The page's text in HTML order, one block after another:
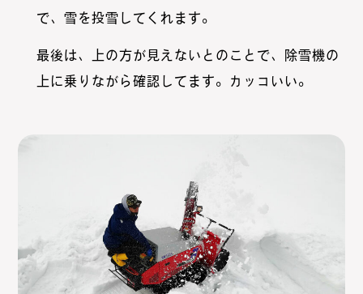
で、雪を投雪してくれます。
最後は、上の方が見えないとのことで、除雪機の
上に乗りながら確認してます。カッコいい。